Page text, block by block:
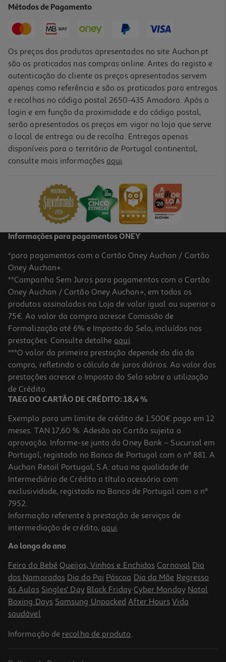
Métodos de Pagamento
Os preços dos produtos apresentados no site Auchan.pt
são os praticados nas compras online. Antes do registo e
autenticação do cliente os preços apresentados servem
apenas como referência e são os praticados para entregas
e recolhas no código postal 2650-435 Amadora. Após o
login e em função da proximidade e do código postal,
serão apresentados os preços em vigor na loja que serve
o local de entrega ou de recolha. Entregas apenas
disponíveis para o território de Portugal continental,
consulte mais informações aqui.
Informações para pagamentos ONEY
*para pagamentos com o Cartão Oney Auchan / Cartão
Oney Auchan+.
**Campanha Sem Juros para pagamentos com o Cartão
Oney Auchan / Cartão Oney Auchan+, em todos os
produtos assinalados na Loja de valor igual ou superior a
75€. Ao valor da compra acresce Comissão de
Formalização até 6% e Imposto do Selo, incluídos nas
prestações. Consulte detalhe aqui.
***O valor da primeira prestação depende do dia da
compra, refletindo o cálculo de juros diários. Ao valor das
prestações acresce o Imposto do Selo sobre a utilização
de Crédito.
TAEG DO CARTÃO DE CRÉDITO: 18,4 %
Exemplo para um limite de crédito de 1.500€ pago em 12
meses. TAN 17,60 %. Adesão ao Cartão sujeita a
aprovação. Informe-se junto do Oney Bank – Sucursal em
Portugal, registado no Banco de Portugal com o nº 881. A
Auchan Retail Portugal, S.A. atua na qualidade de
Intermediário de Crédito a título acessório com
exclusividade, registado no Banco de Portugal com o nº
7952.
Informação referente à prestação de serviços de
intermediação de crédito, aqui.
Ao longo do ano
Feira do Bebé Queijos, Vinhos e Enchidos Carnaval Dia
dos Namorados Dia do Pai Páscoa Dia da Mãe Regresso
às Aulas Singles' Day Black Friday Cyber Monday Natal
Boxing Days Samsung Unpacked After Hours Vida
saudável
Informação de recolha de produto.